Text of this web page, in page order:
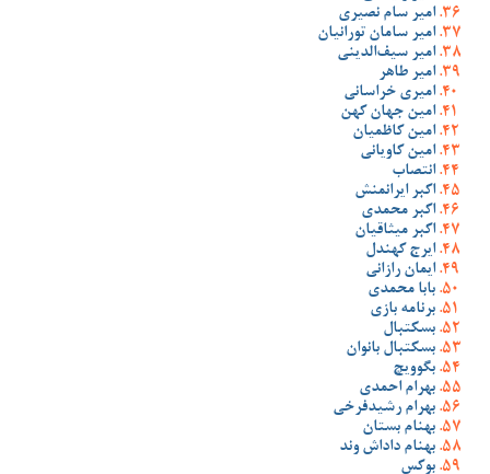
امیر سام نصیری
امیر سامان تورانیان
امیر سیف‌الدینی
امیر طاهر
امیری خراسانی
امین جهان کهن
امین کاظمیان
امین کاویانی
انتصاب
اکبر ایرانمنش
اکبر محمدی
اکبر میثاقیان
ایرج کهندل
ایمان رازانی
بابا محمدی
برنامه بازی
بسکتبال
بسکتبال بانوان
بگوویچ
بهرام احمدی
بهرام رشیدفرخی
بهنام بستان
بهنام داداش وند
بوکس